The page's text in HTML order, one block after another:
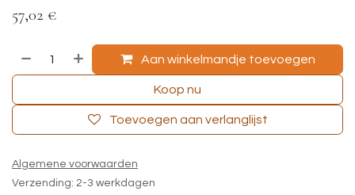
57,02 €
Aan winkelmandje toevoegen
Koop nu
Toevoegen aan verlanglijst
Algemene voorwaarden
Verzending: 2-3 werkdagen